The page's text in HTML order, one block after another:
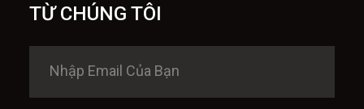
TỪ CHÚNG TÔI